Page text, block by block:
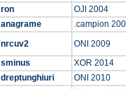
ron
OJI 2004
anagrame
.campion
nrcuv2
ONI 2009
sminus
XOR 2014
dreptunghiuri
ONI 2010